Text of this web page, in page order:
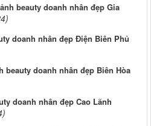
beauty doanh nhân đẹp Gia
doanh nhân đẹp Điện Biên Phủ
beauty doanh nhân đẹp Biên Hòa
doanh nhân đẹp Cao Lãnh